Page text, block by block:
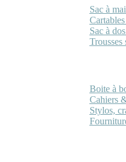
Sac à
Sac à
Trousses
Boite à
Cahiers
Stylos,